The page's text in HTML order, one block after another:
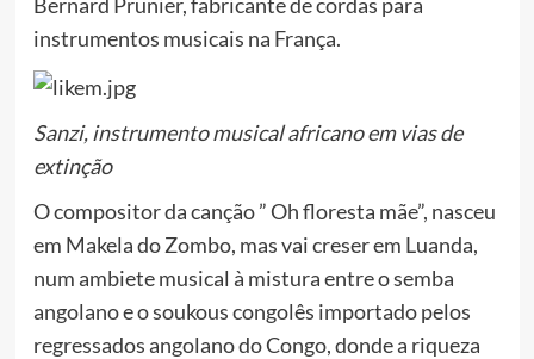
instrumentos musicais na França.
Sanzi, instrumento musical africano em vias de
extinção
O compositor da canção ” Oh floresta mãe”, nasceu
em Makela do Zombo, mas vai creser em Luanda,
num ambiete musical à mistura entre o semba
angolano e o soukous congolês importado pelos
regressados angolano do Congo, donde a riqueza